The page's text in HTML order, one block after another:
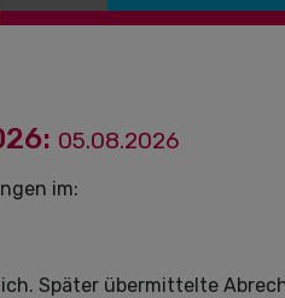
05.08.2026
im:
Später übermittelte